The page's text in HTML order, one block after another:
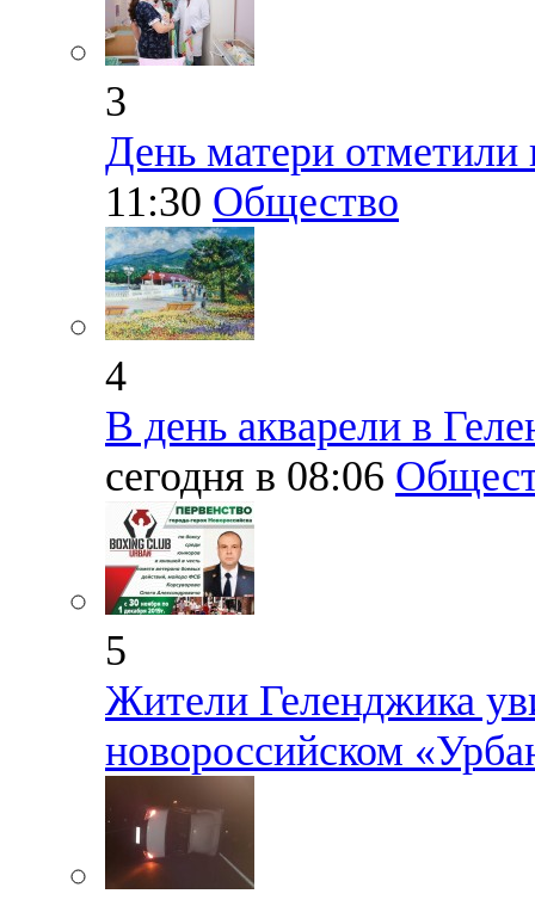
3
День матери
11:30 Общество
4
В день акварели в
сегодня в 08:06
5
Жители Геленджика
новороссийском